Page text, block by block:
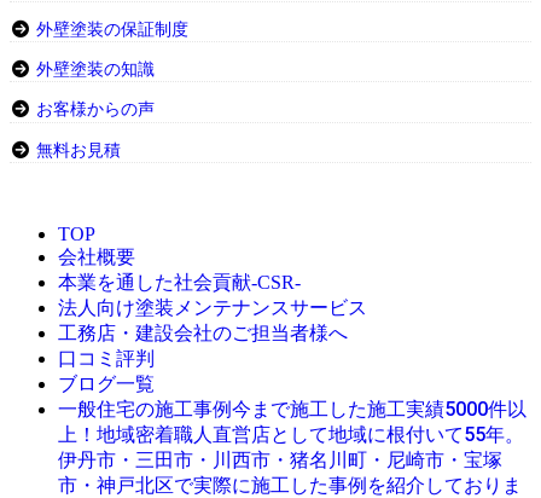
外壁塗装の保証制度
外壁塗装の知識
お客様からの声
無料お見積
TOP
会社概要
本業を通した社会貢献-CSR-
法人向け塗装メンテナンスサービス
工務店・建設会社のご担当者様へ
口コミ評判
ブログ一覧
一般住宅の施工事例今まで施工した施工実績5000件以
上！地域密着職人直営店として地域に根付いて55年。
伊丹市・三田市・川西市・猪名川町・尼崎市・宝塚
市・神戸北区で実際に施工した事例を紹介しておりま